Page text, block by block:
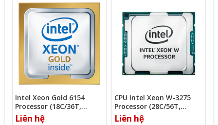
Intel Xeon Gold 6154
Processor (18C/36T,
3.00Ghz, 24.75MB)
Liên hệ
CPU Intel Xeon W-3275
Processor (28C/56T,
2.50Ghz, 38.5MB)
Liên hệ